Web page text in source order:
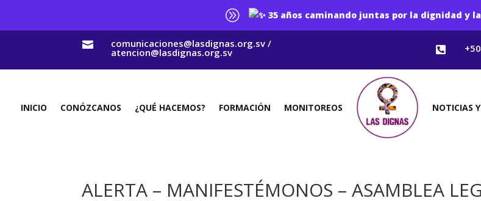
A 35 años caminando juntas por la dignidad y
 comunicaciones@lasdignas.org.sv /
atencion@lasdignas.org.sv 
INICIO CONÓZCANOS ¿QUÉ HACEMOS? FORMACIÓN MONITOREOS NOTICIAS
ALERTA – MANIFESTÉMONOS – ASAMBLEA